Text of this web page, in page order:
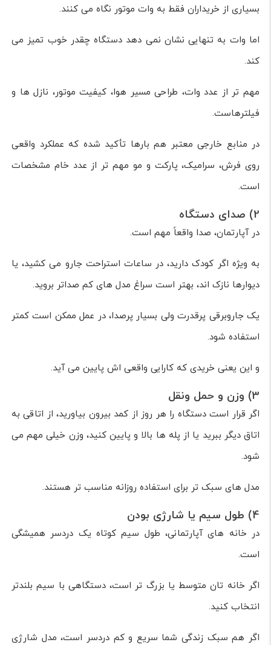
بسیاری از خریداران فقط به وات موتور نگاه می کنند.
اما وات به تنهایی نشان نمی دهد دستگاه چقدر خوب تمیز می
کند.
مهم تر از عدد وات، طراحی مسیر هوا، کیفیت موتور، نازل ها و
فیلترهاست.
در منابع خارجی معتبر هم بارها تأکید شده که عملکرد واقعی
روی فرش، سرامیک، پارکت و مو مهم تر از عدد خام مشخصات
است.
2) صدای دستگاه
در آپارتمان، صدا واقعاً مهم است.
به ویژه اگر کودک دارید، در ساعات استراحت جارو می کشید، یا
دیوارها نازک اند، بهتر است سراغ مدل های کم صداتر بروید.
یک جاروبرقی پرقدرت ولی بسیار پرصدا، در عمل ممکن است کمتر
استفاده شود.
و این یعنی خریدی که کارایی واقعی اش پایین می آید.
3) وزن و حمل ونقل
اگر قرار است دستگاه را هر روز از کمد بیرون بیاورید، از اتاقی به
اتاق دیگر ببرید یا از پله ها بالا و پایین کنید، وزن خیلی مهم می
شود.
مدل های سبک تر برای استفاده روزانه مناسب تر هستند.
4) طول سیم یا شارژی بودن
در خانه های آپارتمانی، طول سیم کوتاه یک دردسر همیشگی
است.
اگر خانه تان متوسط یا بزرگ تر است، دستگاهی با سیم بلندتر
انتخاب کنید.
اگر هم سبک زندگی شما سریع و کم دردسر است، مدل شارژی